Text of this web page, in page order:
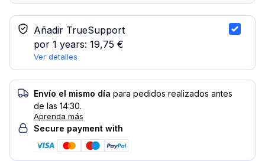
Añadir TrueSupport
por 1 years: 19,75 €
Ver detalles
Servicio TrueSupport
Envío el mismo día para pedidos realizados antes
de las 14:30.
Aprenda más
Secure payment with